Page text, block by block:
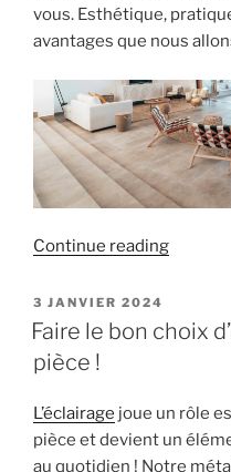
vous. Esthétique,
avantages que nous
Continue reading« Les
POSTED
ON
3 JANVIER 2024
Faire le bon choix
pièce !
L’éclairage joue un rôle
pièce et devient un
au quotidien ! Notre